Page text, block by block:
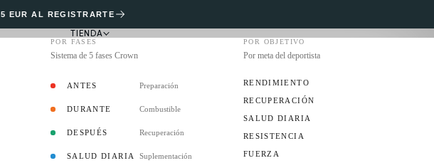
5 EUR AL REGISTRARTE
TIENDA
POR FASES
Sistema de 5 fases Crown
ANTES Preparación
DURANTE Combustible
DESPUÉS Recuperación
SALUD DIARIA Suplementación
POR OBJETIVO
Por meta del deportista
RENDIMIENTO
RECUPERACIÓN
SALUD DIARIA
RESISTENCIA
FUERZA
PROTOCOLOS